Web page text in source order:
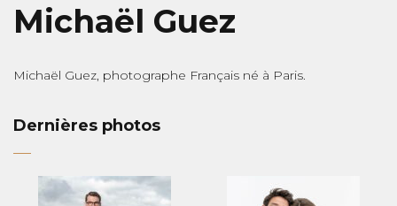
Michaël Guez
Michaël Guez, photographe Français né à Paris.
Dernières photos